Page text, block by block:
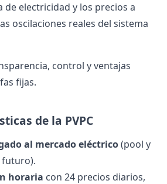
de electricidad y los precios a
oscilaciones reales del sistema
control y ventajas
fijas.
de la PVPC
al mercado eléctrico(pool y
futuro).
horaria con 24 precios diarios,